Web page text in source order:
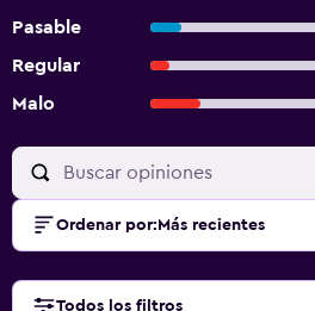
Pasable
Regular
Malo
Ordenar por: Más recientes
Todos los filtros